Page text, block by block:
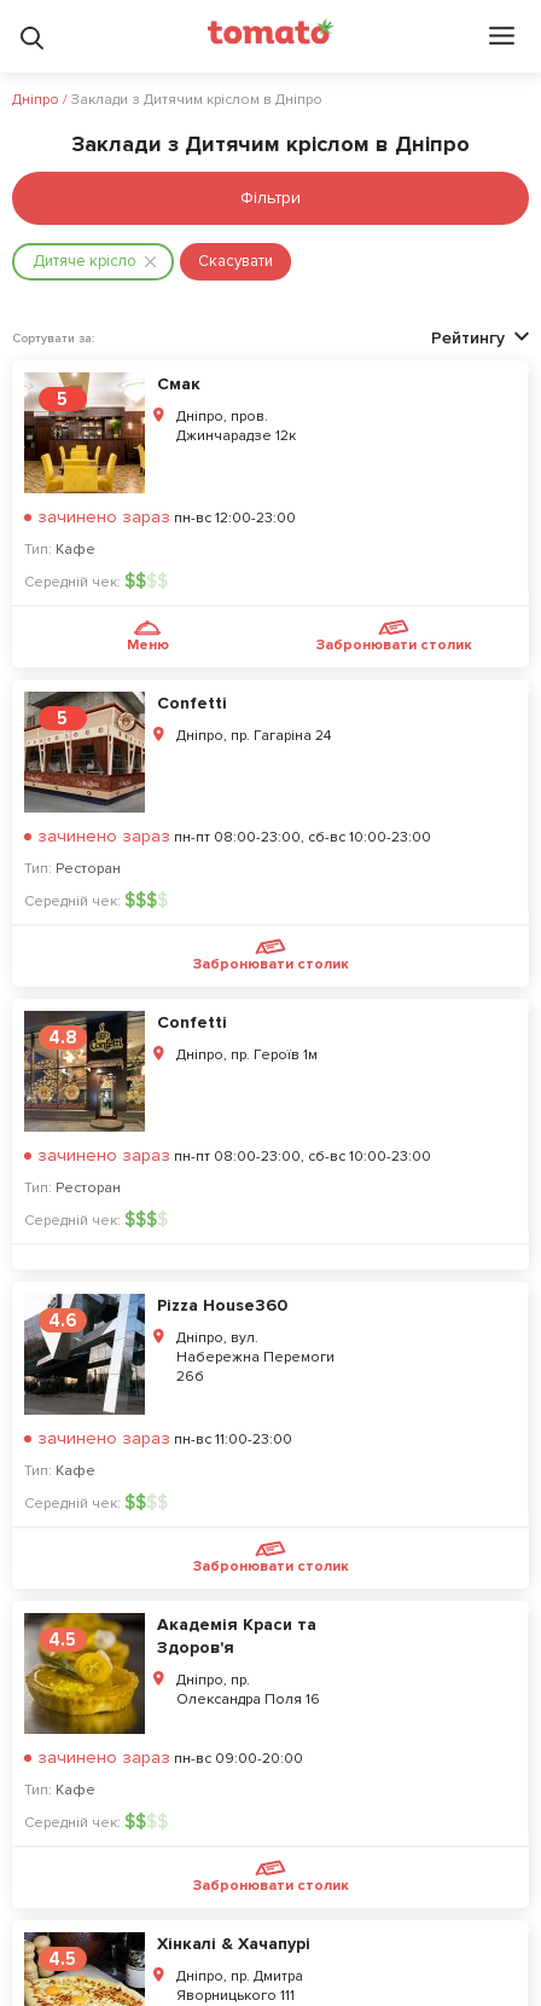
Дніпро / Заклади з Дитячим кріслом в Дніпро
Заклади з Дитячим кріслом в Дніпро
Фільтри
Дитяче крісло Скасувати
Сортувати за: Рейтингу
5
Смак
Дніпро, пров.
Джинчарадзе 12к
зачинено зараз пн-вс 12:00-23:00
Тип: Кафе
Середній чек: $$$$
Меню Забронювати столик
5
Confetti
Дніпро, пр. Гагаріна 24
зачинено зараз пн-пт 08:00-23:00, сб-вс 10:00-23:00
Тип: Ресторан
Середній чек: $$$$
Забронювати столик
4.8
Confetti
Дніпро, пр. Героїв 1м
зачинено зараз пн-пт 08:00-23:00, сб-вс 10:00-23:00
Тип: Ресторан
Середній чек: $$$$
4.6
Pizza House360
Дніпро, вул.
Набережна Перемоги
26б
зачинено зараз пн-вс 11:00-23:00
Тип: Кафе
Середній чек: $$$$
Забронювати столик
4.5
Академія Краси та
Здоров'я
Дніпро, пр.
Олександра Поля 16
зачинено зараз пн-вс 09:00-20:00
Тип: Кафе
Середній чек: $$$$
Забронювати столик
4.5
Хінкалі & Хачапурі
Дніпро, пр. Дмитра
Яворницького 111